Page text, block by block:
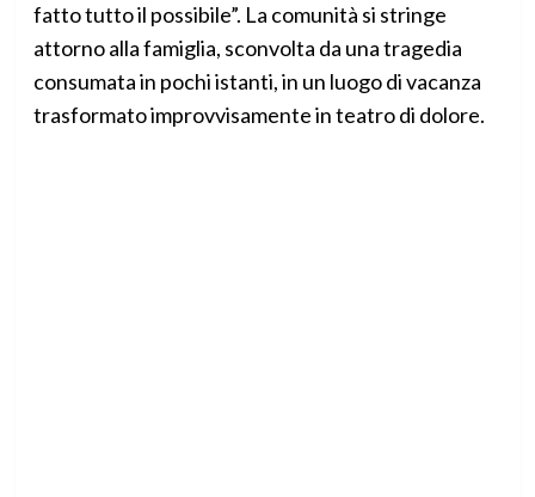
fatto tutto il possibile”. La comunità si stringe
attorno alla famiglia, sconvolta da una tragedia
consumata in pochi istanti, in un luogo di vacanza
trasformato improvvisamente in teatro di dolore.